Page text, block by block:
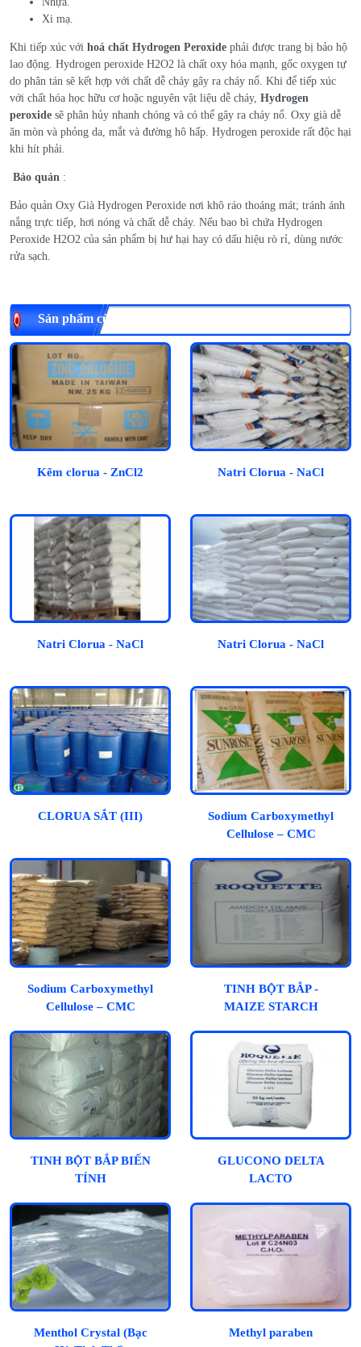
Xi mạ.
Khi tiếp xúc với hoá chất Hydrogen Peroxide phải được trang bị bảo hộ
lao động. Hydrogen peroxide H2O2 là chất oxy hóa mạnh, gốc oxygen tự
do phân tán sẽ kết hợp với chất dễ cháy gây ra cháy nổ. Khi để tiếp xúc
với chất hóa học hữu cơ hoặc nguyên vật liệu dễ cháy, Hydrogen
peroxide sẽ phân hủy nhanh chóng và có thể gây ra cháy nổ. Oxy già dễ
ăn mòn và phỏng da, mắt và đường hô hấp. Hydrogen peroxide rất độc hại
khi hít phải.
Bảo quản :
Bảo quản Oxy Già Hydrogen Peroxide nơi khô ráo thoáng mát; tránh ánh
nắng trực tiếp, hơi nóng và chất dễ cháy. Nếu bao bì chứa Hydrogen
Peroxide H2O2 của sản phẩm bị hư hại hay có dấu hiệu rò rỉ, dùng nước
rửa sạch.
Sản phẩm cùng loại
Kẽm clorua - ZnCl2 Natri Clorua - NaCl
Natri Clorua - NaCl Natri Clorua - NaCl
CLORUA SẮT (III)
Sodium Carboxymethyl
Cellulose – CMC
Sodium Carboxymethyl
Cellulose – CMC
TINH BỘT BẮP -
MAIZE STARCH
TINH BỘT BẮP BIẾN
TÍNH
GLUCONO DELTA
LACTO
Menthol Crystal (Bạc
Methyl paraben